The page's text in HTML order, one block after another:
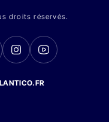
droits réservés.